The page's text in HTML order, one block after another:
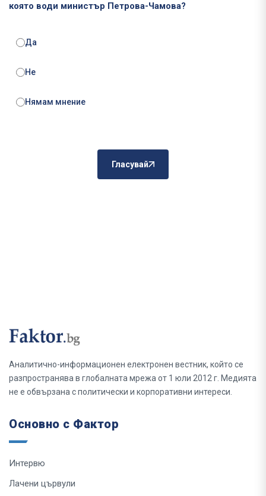
която води министър Петрова-Чамова?
Да
Не
Нямам мнение
Гласувай
Аналитично-информационен електронен вестник, който се
разпространява в глобалната мрежа от 1 юли 2012 г. Медията
не е обвързана с политически и корпоративни интереси.
Основно с Фактор
Интервю
Лачени цървули